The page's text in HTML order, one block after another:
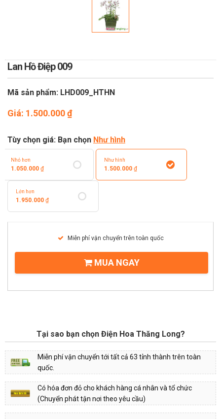
Lan Hồ Điệp 009
Mã sản phẩm: LHD009_HTHN
Giá: 1.500.000₫
Tùy chọn giá: Bạn chọn Như hình
Nhỏ hơn
1.050.000 ₫
Như hình
1.500.000₫
Lớn hơn
1.950.000 ₫
Miễn phí vận chuyển trên toàn quốc
MUA NGAY
Tại sao bạn chọn Điện Hoa Thăng Long?
Miễn phí vận chuyển tới tất cả 63 tỉnh thành trên toàn
quốc.
Có hóa đơn đỏ cho khách hàng cá nhân và tổ chức
(Chuyển phát tận nơi theo yêu cầu)